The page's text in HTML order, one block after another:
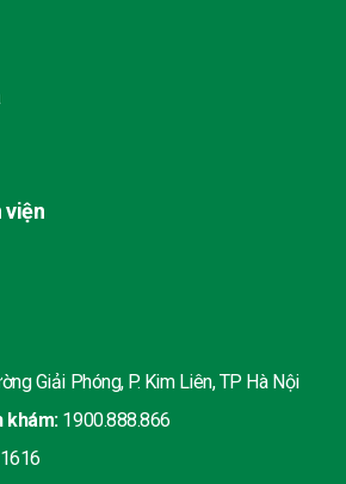
Giải Phóng, P. Kim Liên, TP Hà Nội
khám: 1900.888.866
viện